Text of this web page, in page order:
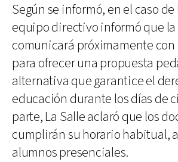
Según se informó, en el caso de
equipo directivo informó que
comunicará próximamente con
para ofrecer una propuesta
alternativa que garantice el
educación durante los días de
parte, La Salle aclaró que los
cumplirán su horario habitual,
alumnos presenciales.